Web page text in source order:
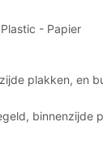
- Papier
plakken, en
binnenzijde